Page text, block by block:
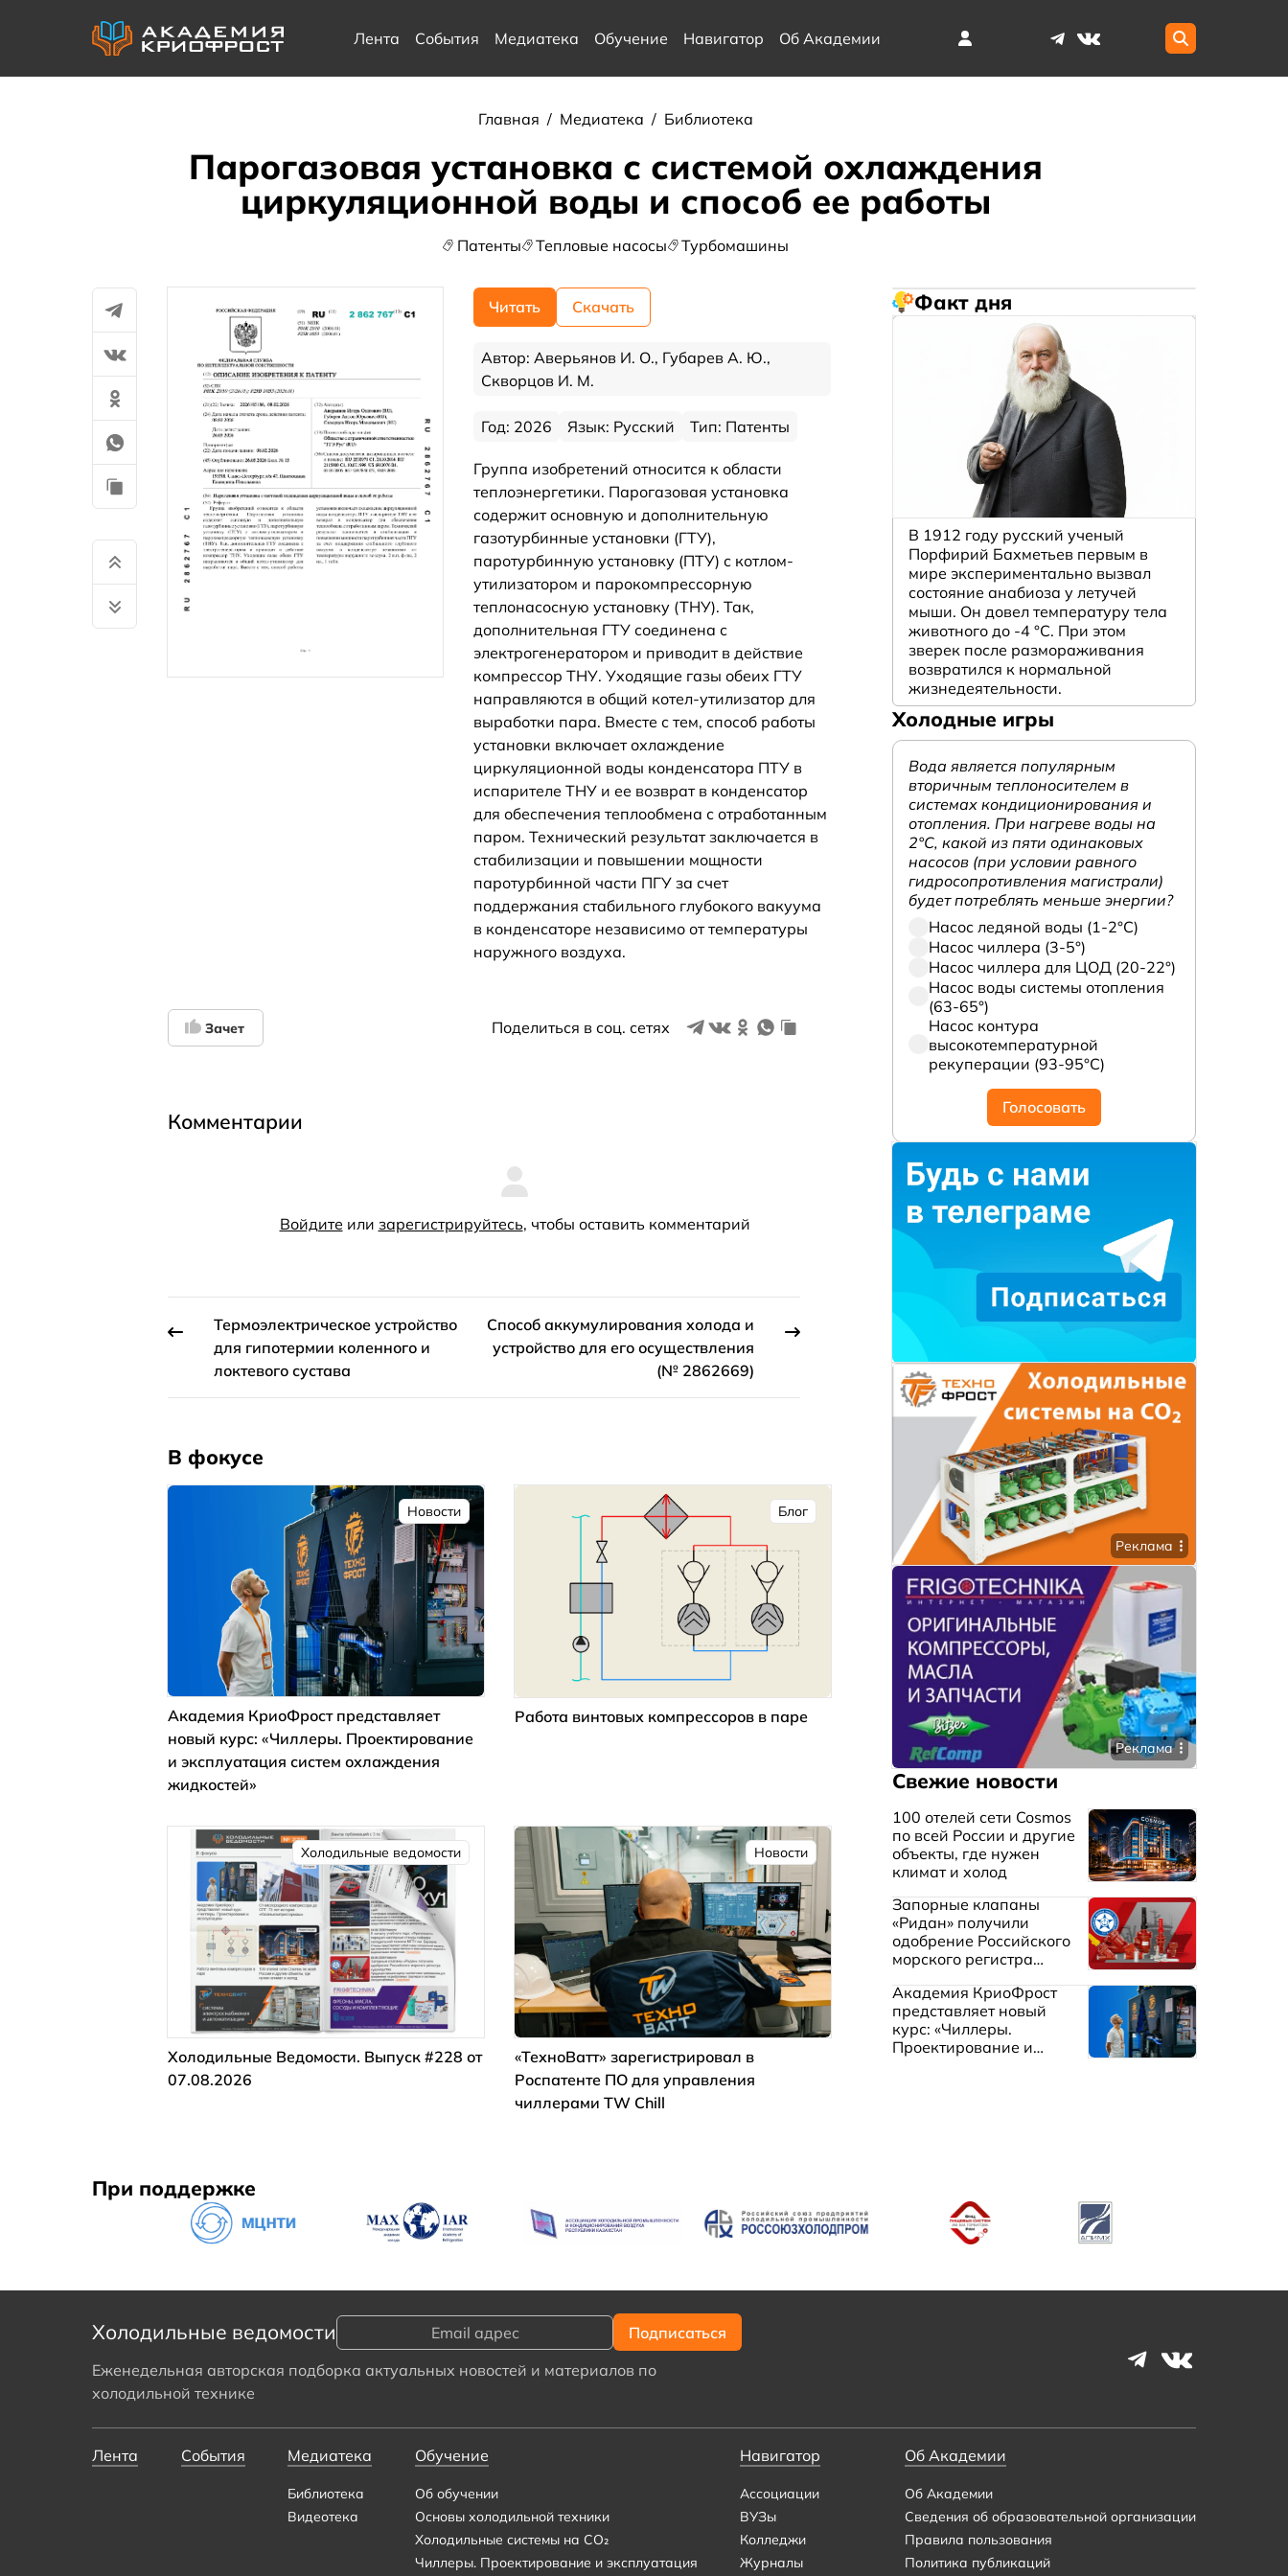
Лента События Медиатека Обучение Навигатор Об Академии
Главная / Медиатека / Библиотека
Парогазовая установка с системой охлаждения
циркуляционной воды и способ ее работы
Патенты Тепловые насосы Турбомашины
Читать Скачать
Автор: Аверьянов И. О., Губарев А. Ю.,
Скворцов И. М.
Год: 2026 Язык: Русский Тип: Патенты
Группа изобретений относится к области
теплоэнергетики. Парогазовая установка
содержит основную и дополнительную
газотурбинные установки (ГТУ),
паротурбинную установку (ПТУ) с котлом-
утилизатором и парокомпрессорную
теплонасосную установку (ТНУ). Так,
дополнительная ГТУ соединена с
электрогенератором и приводит в действие
компрессор ТНУ. Уходящие газы обеих ГТУ
направляются в общий котел-утилизатор для
выработки пара. Вместе с тем, способ работы
установки включает охлаждение
циркуляционной воды конденсатора ПТУ в
испарителе ТНУ и ее возврат в конденсатор
для обеспечения теплообмена с отработанным
паром. Технический результат заключается в
стабилизации и повышении мощности
паротурбинной части ПГУ за счет
поддержания стабильного глубокого вакуума
в конденсаторе независимо от температуры
наружного воздуха.
Зачет Поделиться в соц. сетях
Комментарии
Войдите или зарегистрируйтесь, чтобы оставить комментарий
Термоэлектрическое устройство
для гипотермии коленного и
локтевого сустава
Способ аккумулирования холода и
устройство для его осуществления
(№ 2862669)
В фокусе
Новости
Академия КриоФрост представляет
новый курс: «Чиллеры. Проектирование
и эксплуатация систем охлаждения
жидкостей»
Блог
Работа винтовых компрессоров в паре
Холодильные ведомости
Холодильные Ведомости. Выпуск #228 от
07.08.2026
Новости
«ТехноВатт» зарегистрировал в
Роспатенте ПО для управления
чиллерами TW Chill
Факт дня
В 1912 году русский ученый
Порфирий Бахметьев первым в
мире экспериментально вызвал
состояние анабиоза у летучей
мыши. Он довел температуру тела
животного до -4 °C. При этом
зверек после размораживания
возвратился к нормальной
жизнедеятельности.
Холодные игры
Вода является популярным
вторичным теплоносителем в
системах кондиционирования и
отопления. При нагреве воды на
2°С, какой из пяти одинаковых
насосов (при условии равного
гидросопротивления магистрали)
будет потреблять меньше энергии?
Насос ледяной воды (1-2°С)
Насос чиллера (3-5°)
Насос чиллера для ЦОД (20-22°)
Насос воды системы отопления
(63-65°)
Насос контура
высокотемпературной
рекуперации (93-95°С)
Голосовать
Реклама
Реклама
Свежие новости
100 отелей сети Cosmos
по всей России и другие
объекты, где нужен
климат и холод
Запорные клапаны
«Ридан» получили
одобрение Российского
морского регистра
Академия КриоФрост
представляет новый
курс: «Чиллеры.
Проектирование и
При поддержке
Холодильные ведомости
Еженедельная авторская подборка актуальных новостей и материалов по
холодильной технике
Лента События Медиатека
Библиотека
Видеотека
Обучение
Об обучении
Основы холодильной техники
Холодильные системы на CO₂
Чиллеры. Проектирование и эксплуатация
Навигатор
Ассоциации
ВУЗы
Колледжи
Журналы
Об Академии
Об Академии
Сведения об образовательной организации
Правила пользования
Политика публикаций